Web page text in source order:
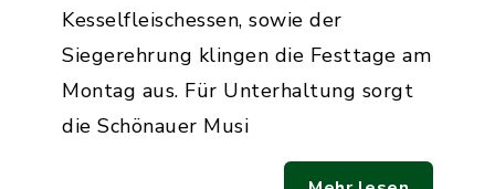
Kesselfleischessen, sowie der
Siegerehrung klingen die Festtage am
Montag aus. Für Unterhaltung sorgt
die Schönauer Musi